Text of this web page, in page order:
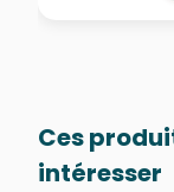
Ces
intéresser